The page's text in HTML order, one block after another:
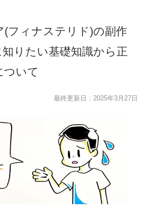
(フィナステリド)の副作
りたい基礎知識から正
ついて
最終更新日：2025年3月27日